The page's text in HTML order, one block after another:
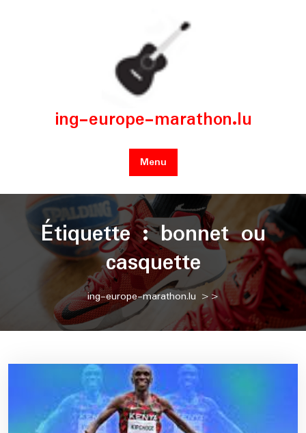
ing-europe-marathon.lu
Menu
Étiquette :bonnet ou
casquette
ing-europe-marathon.lu >>